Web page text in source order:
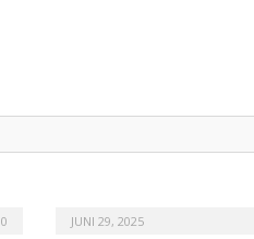
0 JUNI 29, 2025